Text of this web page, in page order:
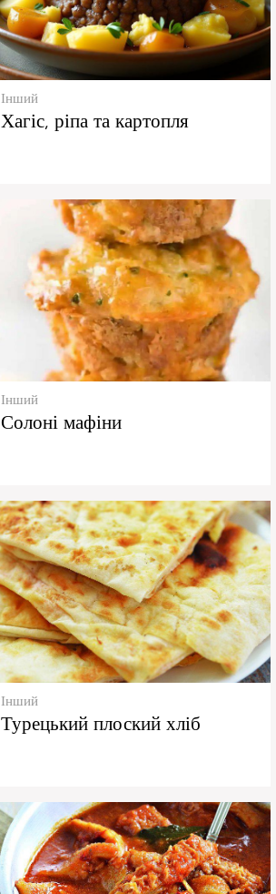
Інший
Хагіс, ріпа та картопля
Інший
Солоні мафіни
Інший
Турецький плоский хліб